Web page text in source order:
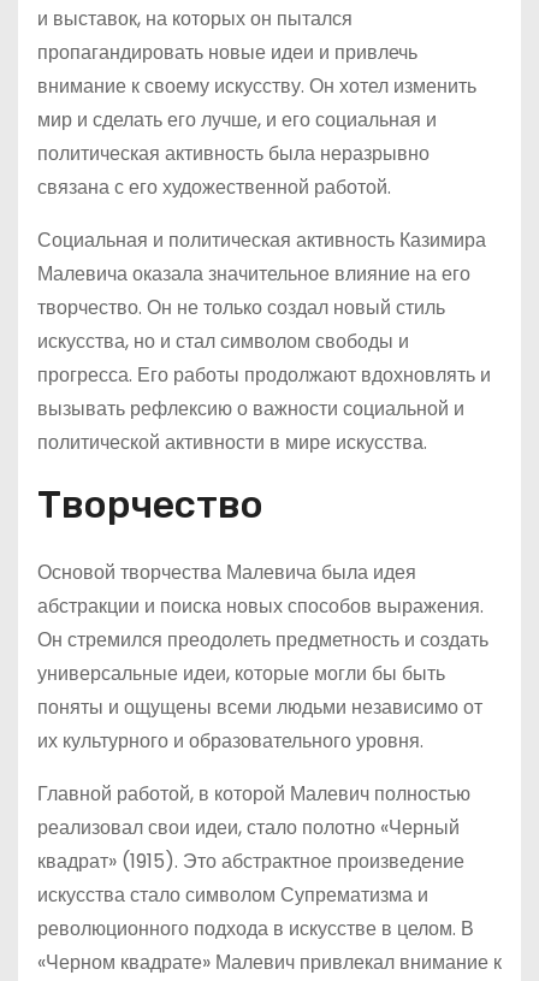
и выставок, на которых он пытался
пропагандировать новые идеи и привлечь
внимание к своему искусству. Он хотел изменить
мир и сделать его лучше, и его социальная и
политическая активность была неразрывно
связана с его художественной работой.
Социальная и политическая активность Казимира
Малевича оказала значительное влияние на его
творчество. Он не только создал новый стиль
искусства, но и стал символом свободы и
прогресса. Его работы продолжают вдохновлять и
вызывать рефлексию о важности социальной и
политической активности в мире искусства.
Творчество
Основой творчества Малевича была идея
абстракции и поиска новых способов выражения.
Он стремился преодолеть предметность и создать
универсальные идеи, которые могли бы быть
поняты и ощущены всеми людьми независимо от
их культурного и образовательного уровня.
Главной работой, в которой Малевич полностью
реализовал свои идеи, стало полотно «Черный
квадрат» (1915). Это абстрактное произведение
искусства стало символом Супрематизма и
революционного подхода в искусстве в целом. В
«Черном квадрате» Малевич привлекал внимание к